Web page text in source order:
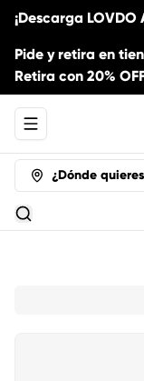
¡Descarga LOVDO
Pide y retira en
Retira con 20%
Abrir menu de
¿Dónde